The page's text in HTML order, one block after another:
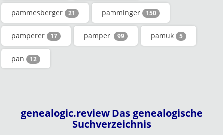
pammesberger 21 pamminger 150
pamperer 17 pamperl 99 pamuk 5
pan 12
genealogic.review Das genealogische
Suchverzeichnis